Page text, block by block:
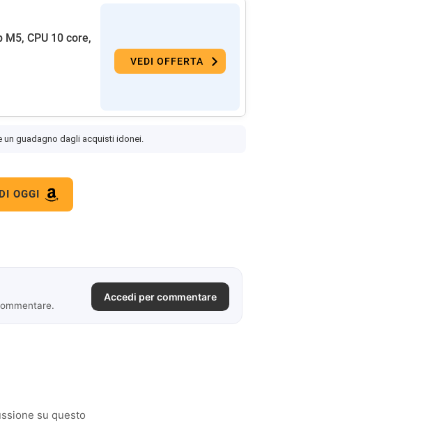
CPU 10 core,
VEDI OFFERTA
un guadagno dagli acquisti idonei.
OGGI
Accedi per commentare
su questo